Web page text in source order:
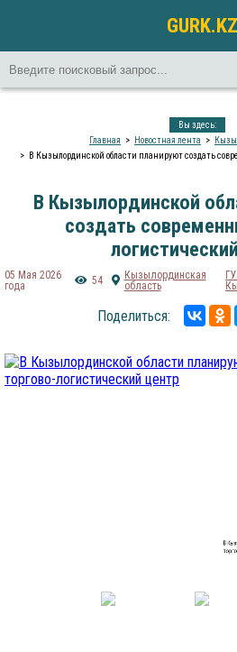
GURK.KZ
Вы здесь:
Главная
Новостная лента
В Кызылординской области планируют создать
В Кызылординской
создать
05 Мая 2026
года
54
Кызылординская
область
Поделиться:
В